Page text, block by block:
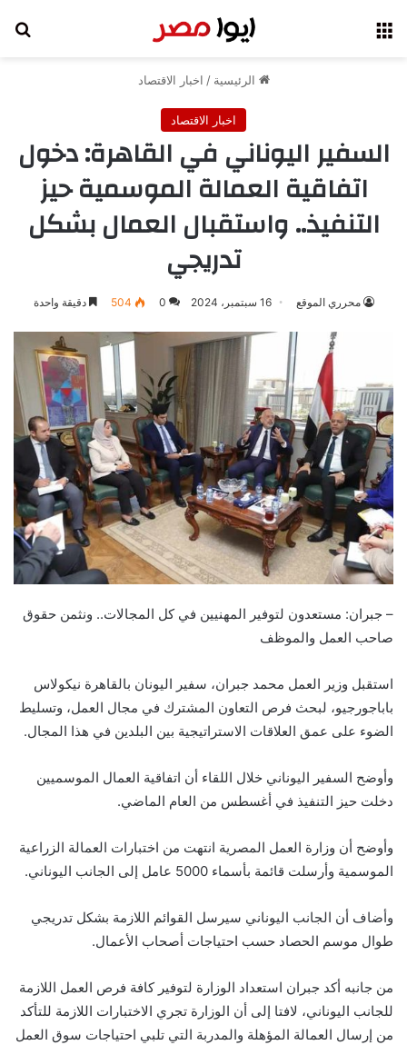
الرئيسية / اخبار الاقتصاد
اخبار الاقتصاد
السفير اليوناني في القاهرة: دخول
اتفاقية العمالة الموسمية حيز
التنفيذ.. واستقبال العمال بشكل
تدريجي
محرري الموقع 16 سبتمبر، 2024 0
504 دقيقة واحدة
– جبران: مستعدون لتوفير المهنيين في كل المجالات.. ونثمن حقوق
صاحب العمل والموظف
استقبل وزير العمل محمد جبران، سفير اليونان بالقاهرة نيكولاس
باباجورجيو، لبحث فرص التعاون المشترك في مجال العمل، وتسليط
الضوء على عمق العلاقات الاستراتيجية بين البلدين في هذا المجال.
وأوضح السفير اليوناني خلال اللقاء أن اتفاقية العمال الموسميين
دخلت حيز التنفيذ في أغسطس من العام الماضي.
وأوضح أن وزارة العمل المصرية انتهت من اختبارات العمالة الزراعية
الموسمية وأرسلت قائمة بأسماء 5000 عامل إلى الجانب اليوناني.
وأضاف أن الجانب اليوناني سيرسل القوائم اللازمة بشكل تدريجي
طوال موسم الحصاد حسب احتياجات أصحاب الأعمال.
من جانبه أكد جبران استعداد الوزارة لتوفير كافة فرص العمل اللازمة
للجانب اليوناني، لافتا إلى أن الوزارة تجري الاختبارات اللازمة للتأكد
من إرسال العمالة المؤهلة والمدربة التي تلبي احتياجات سوق العمل